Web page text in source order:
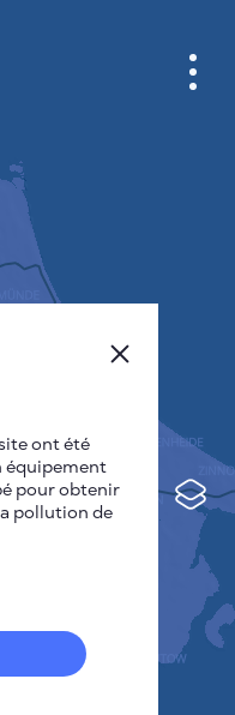
Le vent
NOUS
ont été
équipement
pour obtenir
pollution de